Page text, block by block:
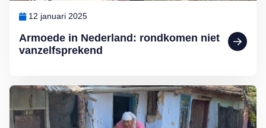
Armoede in Nederland: rondkomen niet
vanzelfsprekend
12 januari 2025
Lees meer over MAX Maakt Mogelijk: Help deze ouderen aan